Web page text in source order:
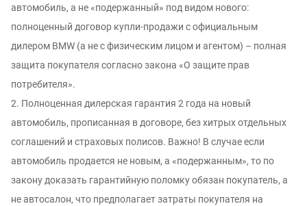
автомобиль, а не «подержанный» под видом нового:
полноценный договор купли-продажи c официальным
дилером ВМW (а не с физическим лицом и агентом) – полная
защита покупателя согласно закона «O защите прав
потребителя».
2. Полноценная дилерская гарантия 2 года на новый
автомобиль, прописанная в договоре, без хитрых отдельных
соглашений и страховых полисов. Важно! В случае если
автомобиль продается не новым, а «подержанным», то по
закону доказать гарантийную поломку обязан покупатель, а
не автосалон, что предполагает затраты покупателя на